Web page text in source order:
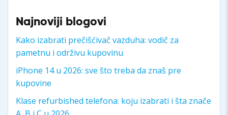
Najnoviji blogovi
Kako izabrati prečišćivač vazduha: vodič za
pametnu i održivu kupovinu
iPhone 14 u 2026: sve što treba da znaš pre
kupovine
Klase refurbished telefona: koju izabrati i šta znače